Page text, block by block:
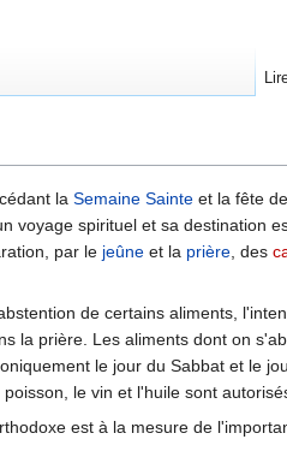
la Semaine Sainte et la fête de
voyage spirituel et sa destination
par le jeûne et la prière, des
de certains aliments,
la prière. Les aliments dont on
le jour du Sabbat et le
le vin et l'huile sont
est à la mesure de